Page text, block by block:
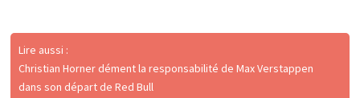
Lire aussi :
Christian Horner dément la responsabilité de Max Verstappen
dans son départ de Red Bull